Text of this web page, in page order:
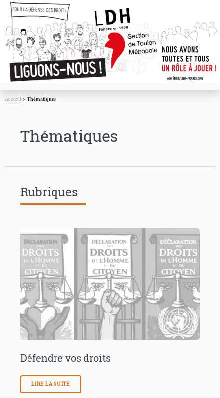
Accueil >Thématiques
Thématiques
Rubriques
Défendre vos droits
LIRE LA SUITE